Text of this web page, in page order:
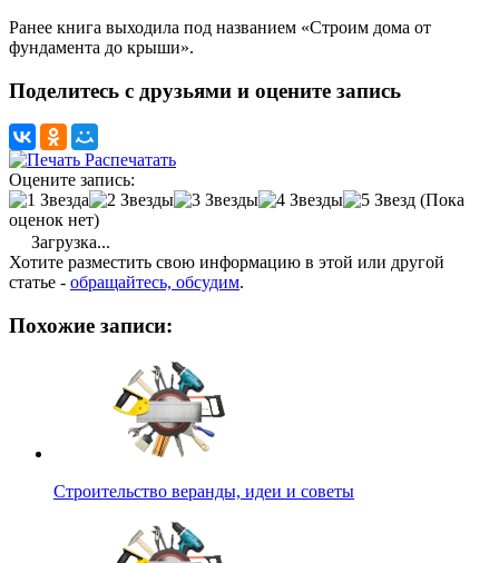
Ранее книга выходила под названием «Строим дома от
фундамента до крыши».
Поделитесь с друзьями и оцените запись
Распечатать
Оцените запись:
(Пока
оценок нет)
Загрузка...
Хотите разместить свою информацию в этой или другой
статье - обращайтесь, обсудим.
Похожие записи:
Строительство веранды, идеи и советы